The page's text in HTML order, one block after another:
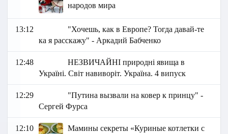
народов мира
13:12
"Хочешь, как в Европе? Тогда давай-те
ка я расскажу" - Аркадий Бабченко
12:48
НЕЗВИЧАЙНІ природні явища в
Україні. Світ навиворіт. Україна. 4 випуск
12:29
"Путина вызвали на ковер к принцу" -
Сергей Фурса
12:10
Мамины секреты «Куриные котлетки с